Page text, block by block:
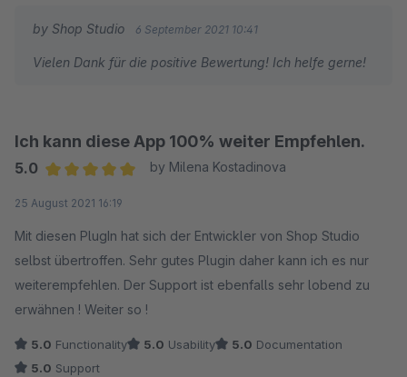
Nun, zum Glück gibt es hier einige Anbieter, die sich der
Es gab bei der Einrichtung einige Schwierigkeiten, welche mit
Hilfe des Entwicklers superschnell gelöst wurden. Wir
das Problem wurde noch am selben Tag mit einem Update
behoben.
Ich meine, das ist Kundenservice 1. Klasse und verdient ein
großes Lob an dieser Stelle.
Einige andere Entwickler sind bei weitem nicht auf diesem
Niveau was den Kundenservice betrifft. Teilweise warte ich
by Shop Studio 6 September 2021 10:41
Vielen Dank für die positive Bewertung! Ich helfe gerne!
Ich kann diese App 100% weiter Empfehlen.
5.0
by Milena Kostadinova
25 August 2021 16:19
Mit diesen PlugIn hat sich der Entwickler von Shop Studio
selbst übertroffen. Sehr gutes Plugin daher kann ich es nur
weiterempfehlen. Der Support ist ebenfalls sehr lobend zu
erwähnen ! Weiter so !
5.0 Functionality 5.0 Usability 5.0 Documentation
5.0 Support